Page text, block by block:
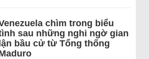
chìm trong biểu
sau những nghi ngờ gian
lận bầu cử từ Tổng thống